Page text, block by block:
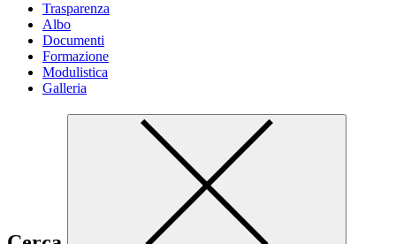
Trasparenza
Albo
Documenti
Formazione
Modulistica
Galleria